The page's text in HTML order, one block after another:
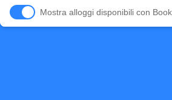
Mostra alloggi disponibili con